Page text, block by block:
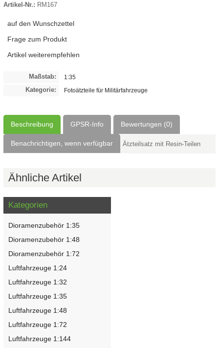
Artikel-Nr.: RM167
auf den Wunschzettel
Frage zum Produkt
Artikel weiterempfehlen
Maßstab: 1:35
Kategorie: Fotoätzteile für Militärfahrzeuge
Beschreibung GPSR-Info Bewertungen (0)
Benachrichtigen, wenn verfügbar Ätzteilsatz mit Resin-Teilen
Ähnliche Artikel
Kategorien
Dioramenzubehör 1:35
Dioramenzubehör 1:48
Dioramenzubehör 1:72
Luftfahrzeuge 1:24
Luftfahrzeuge 1:32
Luftfahrzeuge 1:35
Luftfahrzeuge 1:48
Luftfahrzeuge 1:72
Luftfahrzeuge 1:144